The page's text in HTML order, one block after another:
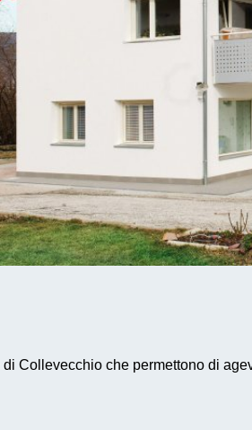
Collevecchio che permettono di